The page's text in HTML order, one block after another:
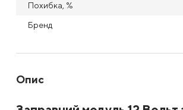
Похибка, %
Бренд
Опис